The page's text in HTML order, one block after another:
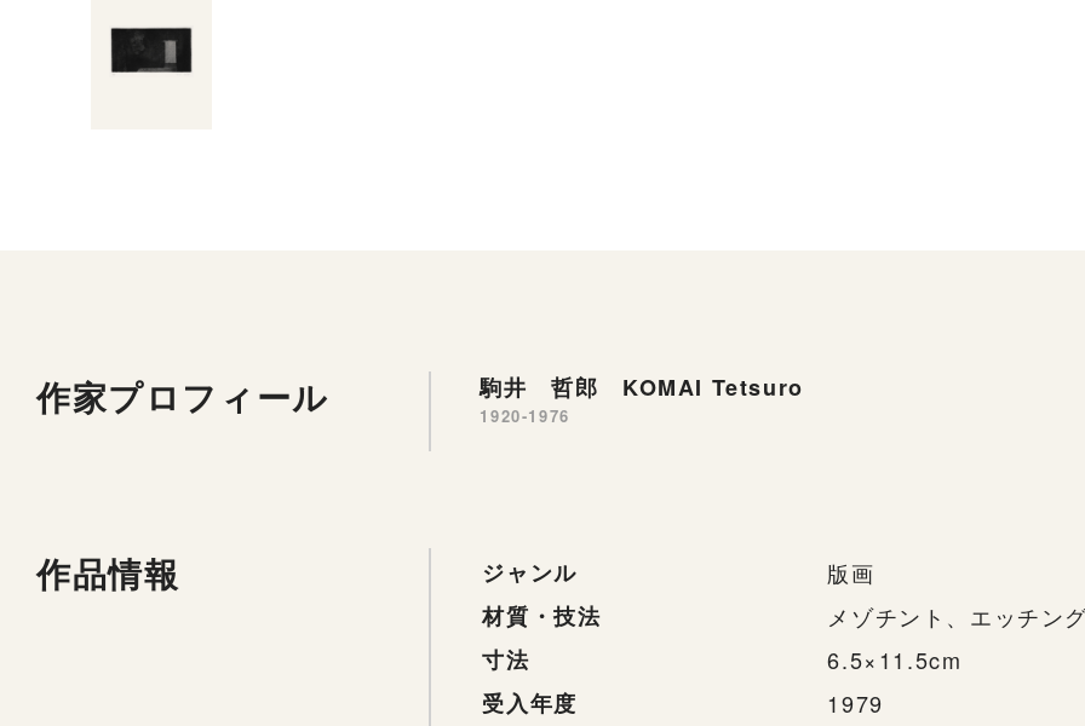
作家プロフィール 駒井 哲郎 KOMAI Tetsuro
1920-1976
作品情報 ジャンル
版画
材質・技法
メゾチント、エッチン
寸法
6.5×11.5cm
受入年度
1979